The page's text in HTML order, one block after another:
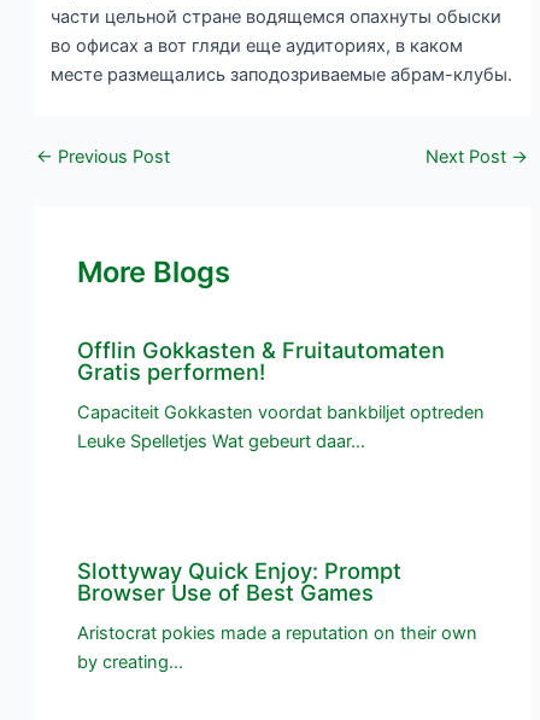
части цельной стране водящемся опахнуты обыски
во офисах а вот гляди еще аудиториях, в каком
месте размещались заподозриваемые абрам-клубы.
← Previous Post Next Post →
More Blogs
Offlin Gokkasten & Fruitautomaten
Gratis performen!
Capaciteit Gokkasten voordat bankbiljet optreden
Leuke Spelletjes Wat gebeurt daar…
Slottyway Quick Enjoy: Prompt
Browser Use of Best Games
Aristocrat pokies made a reputation on their own
by creating…